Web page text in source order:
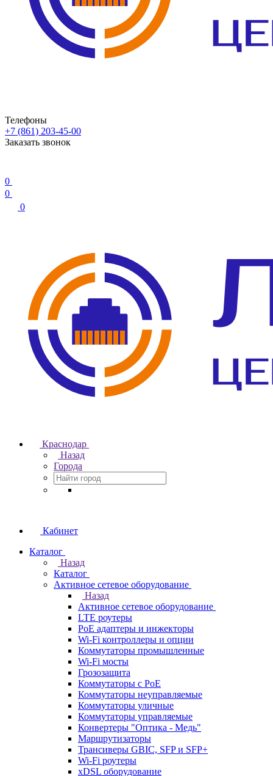
Телефоны
+7 (861) 203-45-00
Заказать звонок
0
0
0
Краснодар
Назад
Города
Кабинет
Каталог
Назад
Каталог
Активное сетевое оборудование
Назад
Активное сетевое оборудование
LTE роутеры
PoE адаптеры и инжекторы
Wi-Fi контроллеры и опции
Коммутаторы промышленные
Wi-Fi мосты
Грозозащита
Коммутаторы c PoE
Коммутаторы неуправляемые
Коммутаторы уличные
Коммутаторы управляемые
Конвертеры "Оптика - Медь"
Маршрутизаторы
Трансиверы GBIC, SFP и SFP+
Wi-Fi роутеры
xDSL оборудование